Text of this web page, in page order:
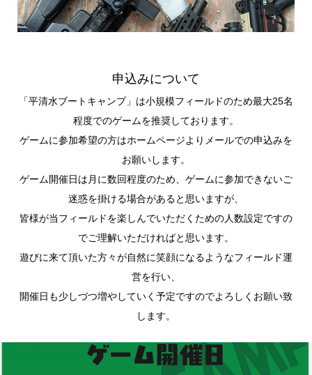
申込みについて
「平清水ブートキャンプ」は小規模フィールドのため最大25名
程度でのゲームを推奨しております。
ゲームに参加希望の方はホームページよりメールでの申込みを
お願いします。
ゲーム開催日は月に数回程度のため、ゲームに参加できないご
迷惑を掛ける場合があると思いますが、
皆様が当フィールドを楽しんでいただくための人数設定ですの
でご理解いただければと思います。
遊びに来て頂いた方々が自然に笑顔になるようなフィールド運
営を行い、
開催日も少しづつ増やしていく予定ですのでよろしくお願い致
します。